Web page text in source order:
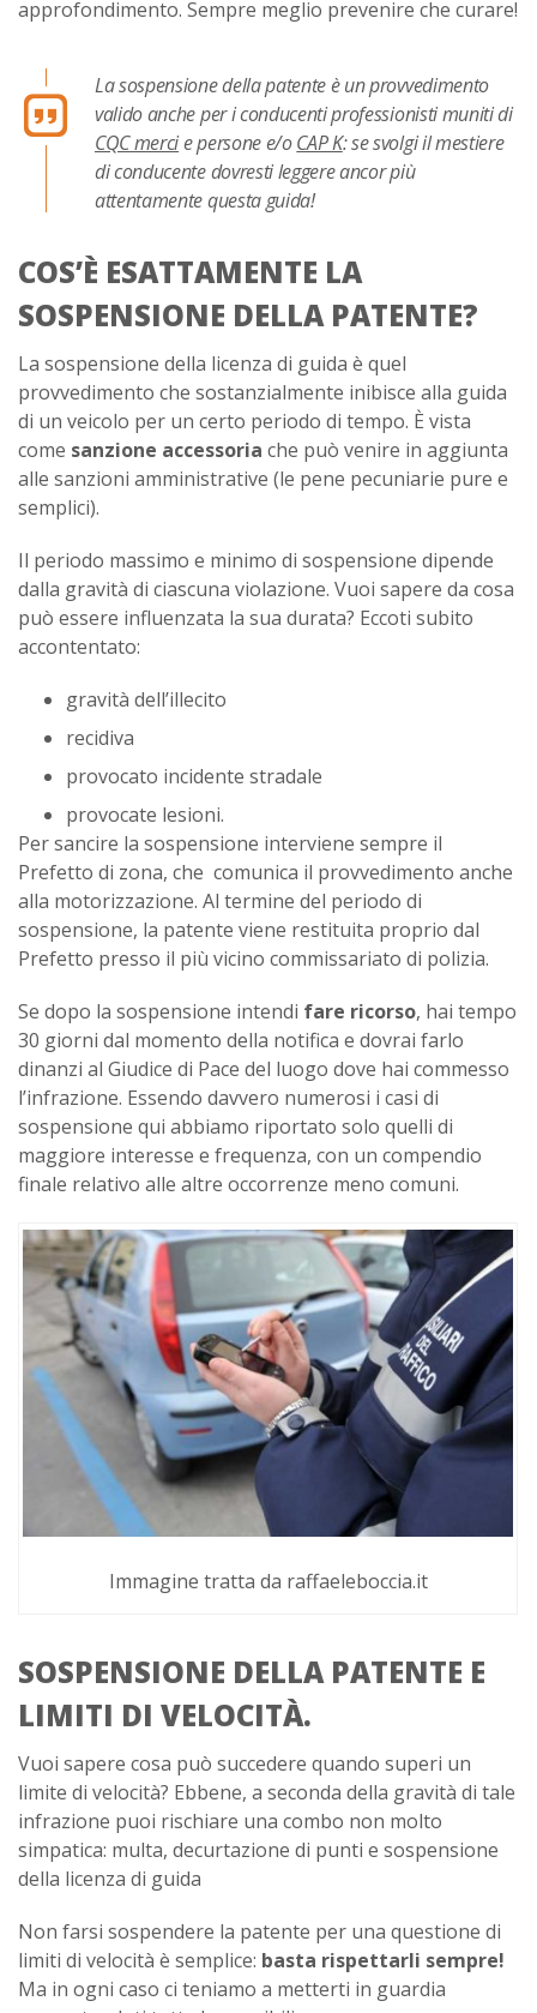
approfondimento. Sempre meglio prevenire che curare!
La sospensione della patente è un provvedimento
valido anche per i conducenti professionisti muniti di
CQC mercie persone e/oCAP K: se svolgi il mestiere
di conducente dovresti leggere ancor più
attentamente questa guida!
COS’È ESATTAMENTE LA
SOSPENSIONE DELLA PATENTE?
La sospensione della licenza di guida è quel
provvedimento che sostanzialmente inibisce alla guida
di un veicolo per un certo periodo di tempo. È vista
come sanzione accessoria che può venire in aggiunta
alle sanzioni amministrative (le pene pecuniarie pure e
semplici).
Il periodo massimo e minimo di sospensione dipende
dalla gravità di ciascuna violazione. Vuoi sapere da cosa
può essere influenzata la sua durata? Eccoti subito
accontentato:
gravità dell’illecito
recidiva
provocato incidente stradale
provocate lesioni.
Per sancire la sospensione interviene sempre il
Prefetto di zona, che comunica il provvedimento anche
alla motorizzazione. Al termine del periodo di
sospensione, la patente viene restituita proprio dal
Prefetto presso il più vicino commissariato di polizia.
Se dopo la sospensione intendi fare ricorso, hai tempo
30 giorni dal momento della notifica e dovrai farlo
dinanzi al Giudice di Pace del luogo dove hai commesso
l’infrazione. Essendo davvero numerosi i casi di
sospensione qui abbiamo riportato solo quelli di
maggiore interesse e frequenza, con un compendio
finale relativo alle altre occorrenze meno comuni.
Immagine tratta da raffaeleboccia.it
SOSPENSIONE DELLA PATENTE E
LIMITI DI VELOCITÀ.
Vuoi sapere cosa può succedere quando superi un
limite di velocità? Ebbene, a seconda della gravità di tale
infrazione puoi rischiare una combo non molto
simpatica: multa, decurtazione di punti e sospensione
della licenza di guida
Non farsi sospendere la patente per una questione di
limiti di velocità è semplice: basta rispettarli sempre!
Ma in ogni caso ci teniamo a metterti in guardia